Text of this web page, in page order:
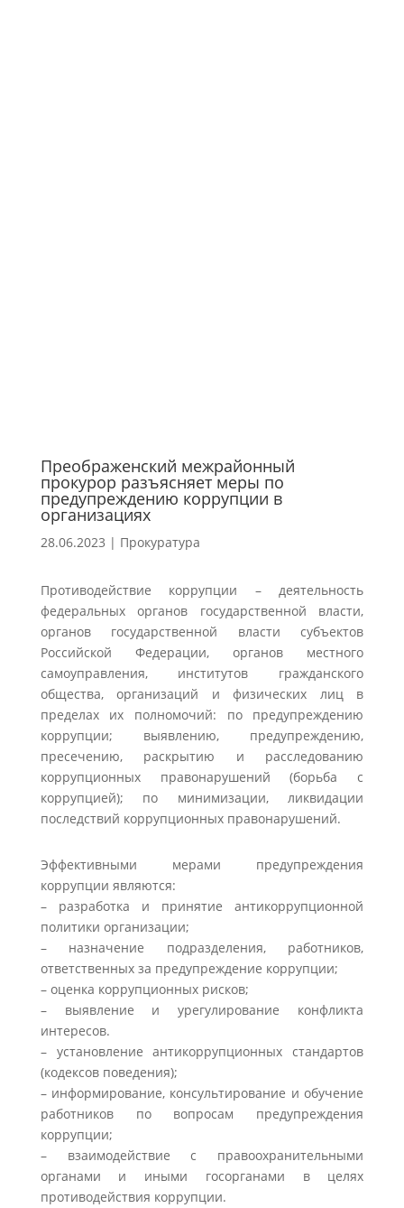
Преображенский межрайонный
прокурор разъясняет меры по
предупреждению коррупции в
организациях
28.06.2023 | Прокуратура
Противодействие коррупции – деятельность
федеральных органов государственной власти,
органов государственной власти субъектов
Российской Федерации, органов местного
самоуправления, институтов гражданского
общества, организаций и физических лиц в
пределах их полномочий: по предупреждению
коррупции; выявлению, предупреждению,
пресечению, раскрытию и расследованию
коррупционных правонарушений (борьба с
коррупцией); по минимизации, ликвидации
последствий коррупционных правонарушений.
Эффективными мерами предупреждения
коррупции являются:
– разработка и принятие антикоррупционной
политики организации;
– назначение подразделения, работников,
ответственных за предупреждение коррупции;
– оценка коррупционных рисков;
– выявление и урегулирование конфликта
интересов.
– установление антикоррупционных стандартов
(кодексов поведения);
– информирование, консультирование и обучение
работников по вопросам предупреждения
коррупции;
– взаимодействие с правоохранительными
органами и иными госорганами в целях
противодействия коррупции.